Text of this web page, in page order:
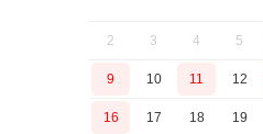
2 3 4 5
9 10 11 12
16 17 18 19